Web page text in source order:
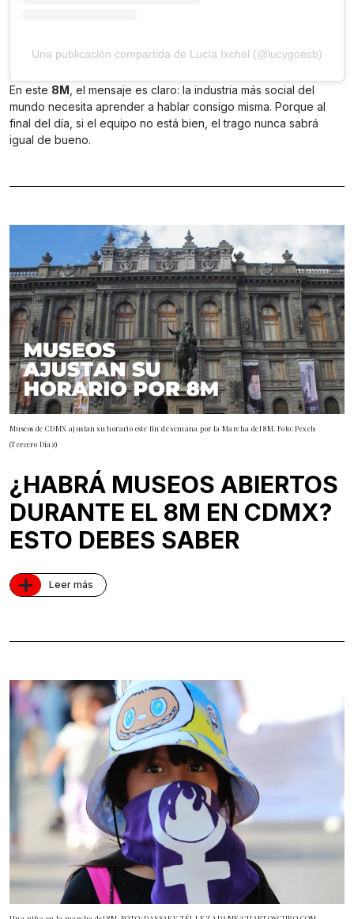
Una publicación compartida de Lucía Ixchel (@lucygoesb)
En este 8M , el mensaje es claro: la industria más social del
mundo necesita aprender a hablar consigo misma. Porque al
final del día, si el equipo no está bien, el trago nunca sabrá
igual de bueno.
Museos de CDMX ajustan su horario este fin de semana por la Marcha del 8M. Foto: Pexels
(Tercero Díaz)
¿HABRÁ MUSEOS ABIERTOS
DURANTE EL 8M EN CDMX?
ESTO DEBES SABER
+ Leer más